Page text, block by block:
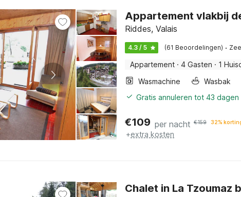
Appartement vlakbij
Riddes, Valais
4.3 / 5 (61 Beoordelingen) ·
Appartement · 4 Gasten · 1
Wasmachine
Wasbak
Gratis annuleren tot 43
€109 per nacht €159 32%
+extra kosten
Chalet in La Tzoumaz